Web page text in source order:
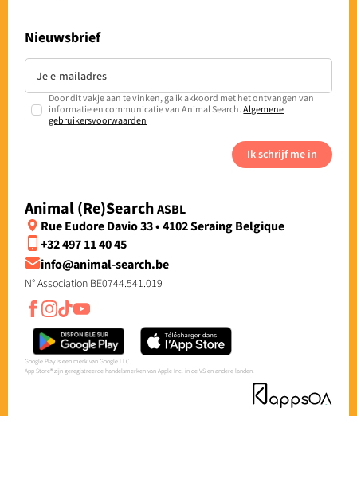
Animal (Re)SearchASBL
Rue Eudore Davio 33 • 4102 Seraing Belgique
+32 497 11 40 45
info@animal-search.be
N° Association BE0744.541.019
Google Play is een merk van Google LLC.
App Store® zijn geregistreerde handelsmerken van Apple Inc. in de VS en andere landen.
Nieuwsbrief
Door dit vakje aan te vinken, ga ik akkoord met het ontvangen van
informatie en communicatie van Animal Search.Algemene
gebruikersvoorwaarden
Ik schrijf me in